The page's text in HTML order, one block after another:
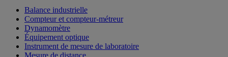
Balance industrielle
Compteur et compteur-métreur
Dynamomètre
Équipement optique
Instrument de mesure de laboratoire
Mesure de distance